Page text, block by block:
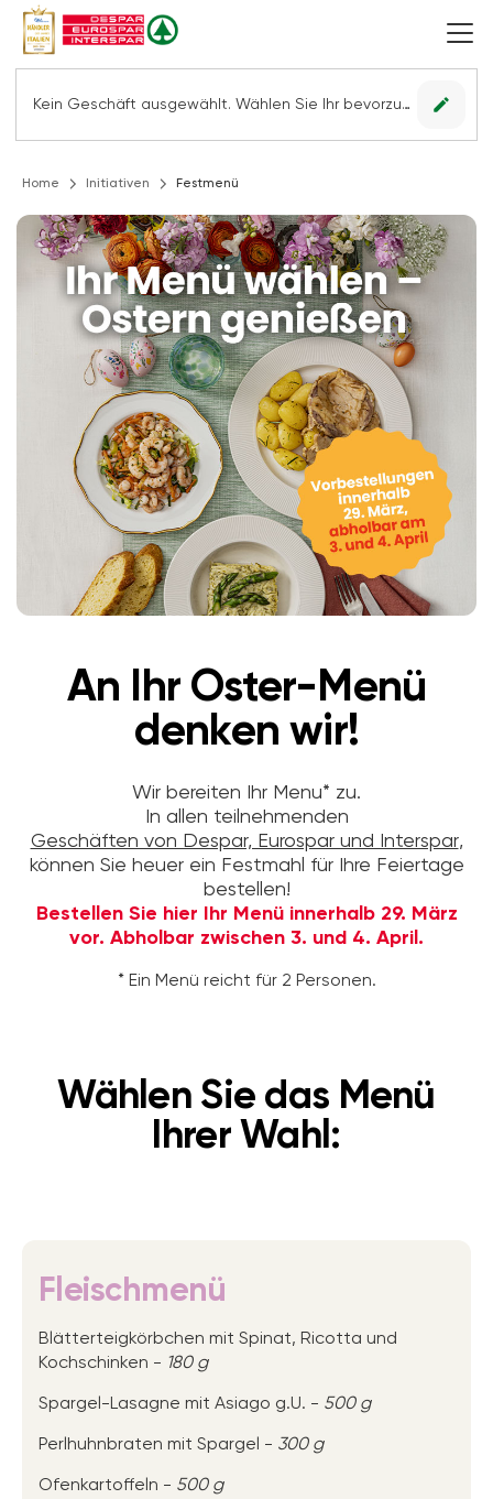
Kein Geschäft ausgewählt. Wählen Sie Ihr bevorzugtes Geschäft, um alle Angebote sehen zu können. edit
Home Initiativen Festmenü
An Ihr Oster-Menü
denken wir!
Wir bereiten Ihr Menu* zu.
In allen teilnehmenden
Geschäften von Despar, Eurospar und Interspar,
können Sie heuer ein Festmahl für Ihre Feiertage
bestellen!
Bestellen Sie hier Ihr Menü innerhalb 29. März
vor. Abholbar zwischen 3. und 4. April.
* Ein Menü reicht für 2 Personen.
Wählen Sie das Menü
Ihrer Wahl:
Fleischmenü
Blätterteigkörbchen mit Spinat, Ricotta und
Kochschinken - 180 g
Spargel-Lasagne mit Asiago g.U. - 500 g
Perlhuhnbraten mit Spargel - 300 g
Ofenkartoffeln - 500 g